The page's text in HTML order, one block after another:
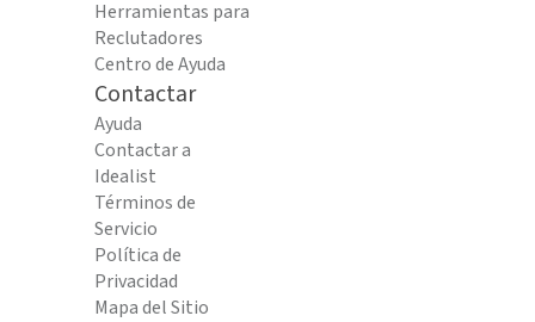
Herramientas para
Reclutadores
Centro de Ayuda
Contactar
Ayuda
Contactar a
Idealist
Términos de
Servicio
Política de
Privacidad
Mapa del Sitio